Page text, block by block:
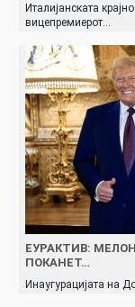
Италијанската
вицепремиерот…
ЕУРАКТИВ:
ПОКАНЕТ…
Инаугурацијата на